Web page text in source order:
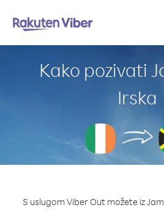
Kako pozivati
Irska
S uslugom Viber Out možete iz